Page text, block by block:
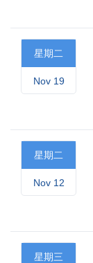
星期二
Nov 19
星期二
Nov 12
星期三